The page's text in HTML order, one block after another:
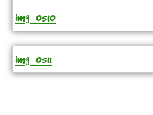
img_0510
img_0511